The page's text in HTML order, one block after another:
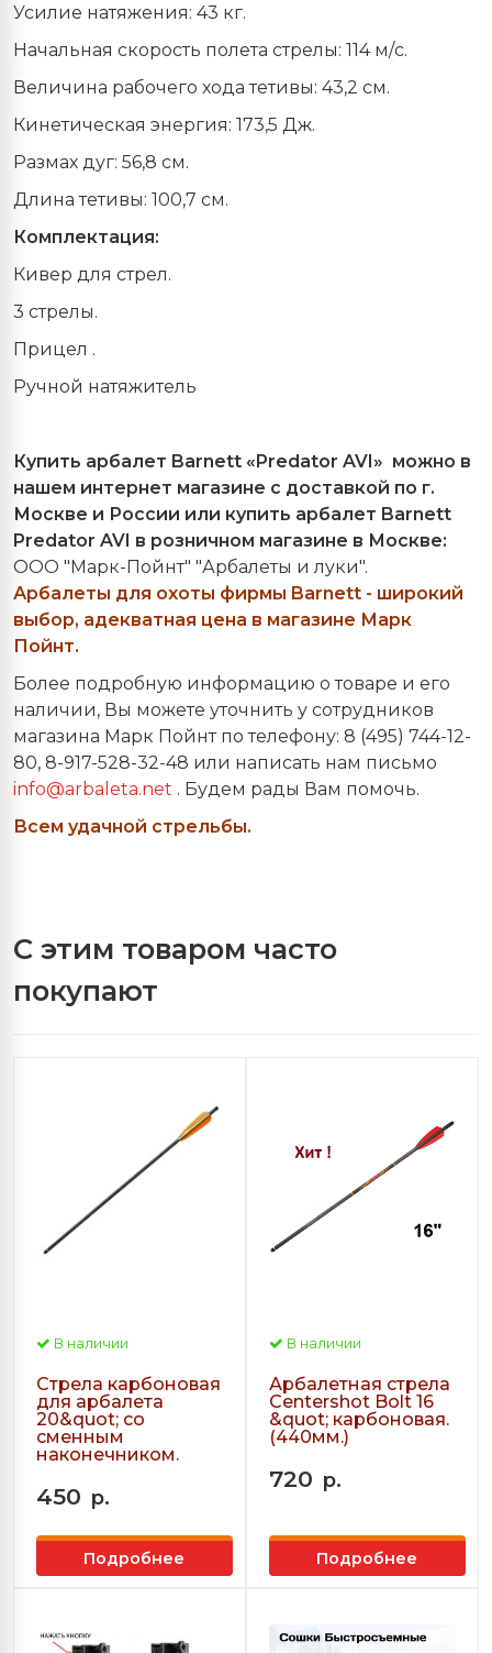
Усилие натяжения: 43 кг.
Начальная скорость полета стрелы: 114 м/с.
Величина рабочего хода тетивы: 43,2 см.
Кинетическая энергия: 173,5 Дж.
Размах дуг: 56,8 см.
Длина тетивы: 100,7 см.
Комплектация:
Кивер для стрел.
3 стрелы.
Прицел .
Ручной натяжитель
Купить арбалет Barnett «Predator AVI» можно в
нашем интернет магазине с доставкой по г.
Москве и России или купить арбалет Barnett
Predator AVI в розничном магазине в Москве:
ООО "Марк-Пойнт" "Арбалеты и луки".
Арбалеты для охоты фирмы Barnett - широкий
выбор, адекватная цена в магазине Марк
Пойнт.
Более подробную информацию о товаре и его
наличии, Вы можете уточнить у сотрудников
магазина Марк Пойнт по телефону: 8 (495) 744-12-
80, 8-917-528-32-48 или написать нам письмо
info@arbaleta.net . Будем рады Вам помочь.
Всем удачной стрельбы.
С этим товаром часто
покупают
В наличии
Стрела карбоновая
для арбалета
20&quot; со
сменным
наконечником.
450 р.
Подробнее
В наличии
Арбалетная стрела
Centershot Bolt 16
&quot; карбоновая.
(440мм.)
720 р.
Подробнее